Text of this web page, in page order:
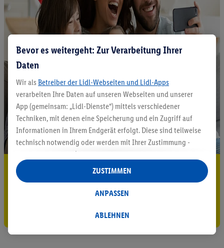
5.95 € Versand sparen³²ᵃ
Jetzt zum Newsletter anmelden
Bevor es weitergeht: Zur Verarbeitung Ihrer
Daten
Wir als Betreiber der Lidl-Webseiten und Lidl-Apps
verarbeiten Ihre Daten auf unseren Webseiten und unserer
App (gemeinsam: „Lidl-Dienste“) mittels verschiedener
Techniken, mit denen eine Speicherung und ein Zugriff auf
Informationen in Ihrem Endgerät erfolgt. Diese sind teilweise
technisch notwendig oder werden mit Ihrer Zustimmung -
auch durch Partner (u.a.
Verantwortliche; im Zusammenhang mit dem IAB TCF
insgesamt
Statistik-Erstellung oder für personalisierte Werbung
Datenverarbeitungen für personalisierte Werbung werden
ABLEHNEN
ANPASSEN
ZUSTIMMEN